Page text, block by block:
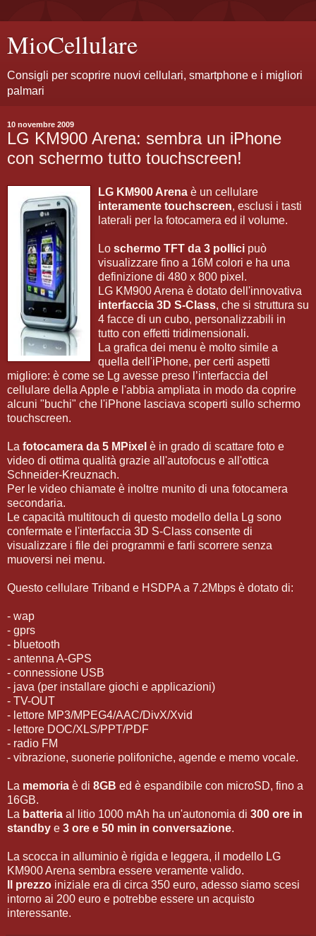
MioCellulare
Consigli per scoprire nuovi cellulari, smartphone e i migliori
palmari
10 novembre 2009
LG KM900 Arena: sembra un iPhone
con schermo tutto touchscreen!
LG KM900 Arena è un cellulare
interamente touchscreen, esclusi i tasti
laterali per la fotocamera ed il volume.
Lo schermo TFT da 3 pollici può
visualizzare fino a 16M colori e ha una
definizione di 480 x 800 pixel.
LG KM900 Arena è dotato dell'innovativa
interfaccia 3D S-Class, che si struttura su
4 facce di un cubo, personalizzabili in
tutto con effetti tridimensionali.
La grafica dei menu è molto simile a
quella dell'iPhone, per certi aspetti
migliore: è come se Lg avesse preso l’interfaccia del
cellulare della Apple e l'abbia ampliata in modo da coprire
alcuni "buchi" che l'iPhone lasciava scoperti sullo schermo
touchscreen.
La fotocamera da 5 MPixel è in grado di scattare foto e
video di ottima qualità grazie all'autofocus e all'ottica
Schneider-Kreuznach.
Per le video chiamate è inoltre munito di una fotocamera
secondaria.
Le capacità multitouch di questo modello della Lg sono
confermate e l'interfaccia 3D S-Class consente di
visualizzare i file dei programmi e farli scorrere senza
muoversi nei menu.
Questo cellulare Triband e HSDPA a 7.2Mbps è dotato di:
- wap
- gprs
- bluetooth
- antenna A-GPS
- connessione USB
- java (per installare giochi e applicazioni)
- TV-OUT
- lettore MP3/MPEG4/AAC/DivX/Xvid
- lettore DOC/XLS/PPT/PDF
- radio FM
- vibrazione, suonerie polifoniche, agende e memo vocale.
La memoria è di 8GB ed è espandibile con microSD, fino a
16GB.
La batteria al litio 1000 mAh ha un'autonomia di 300 ore in
standby e 3 ore e 50 min in conversazione.
La scocca in alluminio è rigida e leggera, il modello LG
KM900 Arena sembra essere veramente valido.
Il prezzo iniziale era di circa 350 euro, adesso siamo scesi
intorno ai 200 euro e potrebbe essere un acquisto
interessante.